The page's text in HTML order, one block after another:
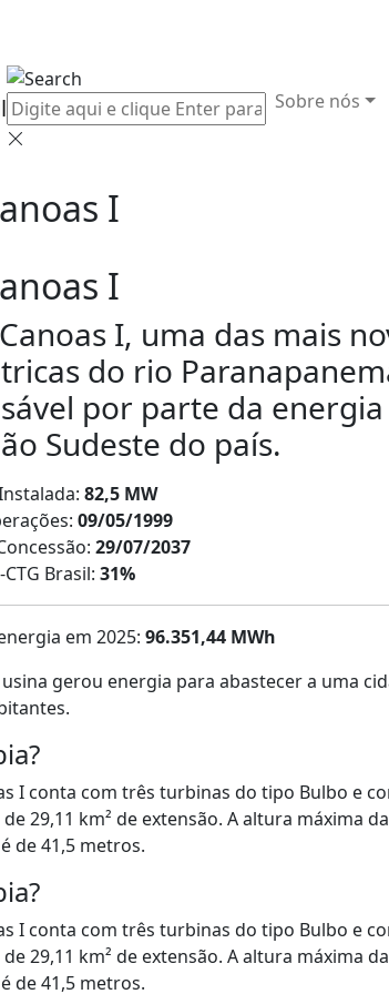
Sobre nós
I
I
I, uma das mais
do rio
por parte da
Sudeste do país.
82,5 MW
09/05/1999
29/07/2037
Brasil: 31%
em 2025: 96.351,44 MWh
usina gerou energia para abastecer a uma
I conta com três turbinas do tipo Bulbo e
29,11 km² de extensão. A altura máxima
de 41,5 metros.
I conta com três turbinas do tipo Bulbo e
29,11 km² de extensão. A altura máxima
de 41,5 metros.